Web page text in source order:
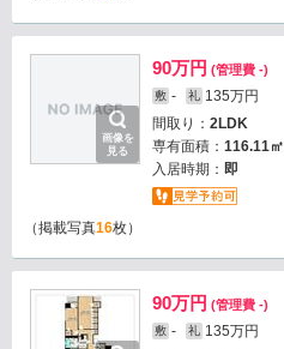
画像を
見る
90万円 (管理費 -)
敷 - 礼 135万円
間取り： 2LDK
専有面積： 116.11㎡
入居時期： 即
（掲載写真16枚）
90万円 (管理費 -)
敷 - 礼 135万円